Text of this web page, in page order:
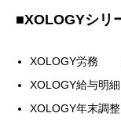
■XOLOGYシリ
XOLOGY労務
XOLOGY給与明
XOLOGY年末調